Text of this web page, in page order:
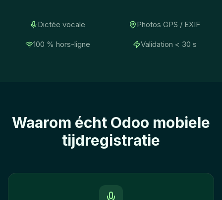
Dictée vocale Photos GPS / EXIF
100 % hors-ligne Validation < 30 s
Waarom écht Odoo mobiele
tijdregistratie